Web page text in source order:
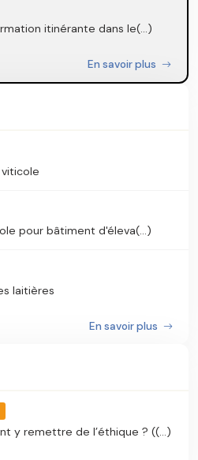
itinérante dans le(...)
En savoir plus
pour bâtiment d'éleva(...)
laitières
En savoir plus
y remettre de l’éthique ? ((...)